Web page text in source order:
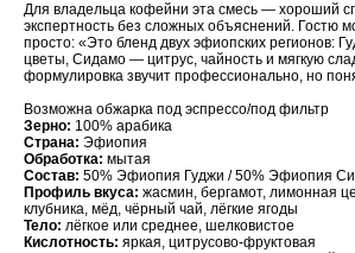
Для владельца кофейни эта смесь — хороший
экспертность без сложных объяснений. Гостю
просто: «Это бленд двух эфиопских регионов:
цветы, Сидамо — цитрус, чайность и мягкую
формулировка звучит профессионально, но
Возможна обжарка под эспрессо/под фильтр
Зерно: 100% арабика
Страна: Эфиопия
Обработка: мытая
Состав: 50% Эфиопия Гуджи / 50% Эфиопия
Профиль вкуса: жасмин, бергамот, лимонная
клубника, мёд, чёрный чай, лёгкие ягоды
Тело: лёгкое или среднее, шелковистое
Кислотность: яркая, цитрусово-фруктовая